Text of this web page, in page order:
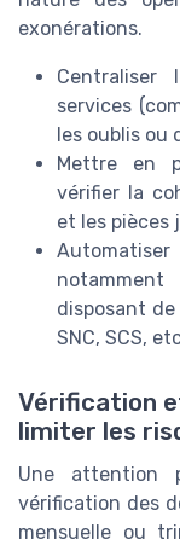
exonérations.
Centraliser
services
les oublis ou
Mettre en
vérifier la
et les pièces
Automatiser
disposant de
SNC, SCS,
Vérification
limiter les
Une attention
vérification des
mensuelle ou